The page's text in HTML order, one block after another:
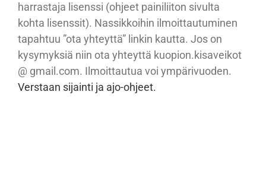
harrastaja lisenssi (ohjeet painiliiton sivulta
kohta lisenssit). Nassikkoihin ilmoittautuminen
tapahtuu ”ota yhteyttä” linkin kautta. Jos on
kysymyksiä niin ota yhteyttä kuopion.kisaveikot
@ gmail.com. Ilmoittautua voi ympärivuoden.
Verstaan sijainti ja ajo-ohjeet.